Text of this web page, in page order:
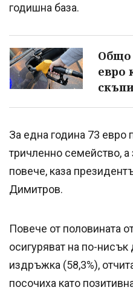
годишна база.
Общо
евро
За една година 73 евро
тричленно семейство,
повече, каза
Димитров.
Повече от половината
осигуряват на по-нисък
издръжка (58,3%),
посочиха като